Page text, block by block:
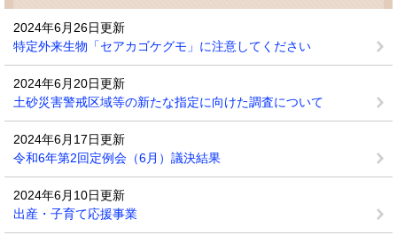
本
2024年6月26日更新
特定外来生物「セアカゴケグモ」に注意してください
2024年6月20日更新
土砂災害警戒区域等の新たな指定に向けた調査について
2024年6月17日更新
令和6年第2回定例会（6月）議決結果
2024年6月10日更新
出産・子育て応援事業